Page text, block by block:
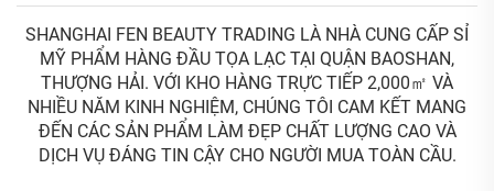
SHANGHAI FEN BEAUTY TRADING LÀ NHÀ CUNG CẤP SỈ
MỸ PHẨM HÀNG ĐẦU TỌA LẠC TẠI QUẬN BAOSHAN,
THƯỢNG HẢI. VỚI KHO HÀNG TRỰC TIẾP 2,000㎡ VÀ
NHIỀU NĂM KINH NGHIỆM, CHÚNG TÔI CAM KẾT MANG
ĐẾN CÁC SẢN PHẨM LÀM ĐẸP CHẤT LƯỢNG CAO VÀ
DỊCH VỤ ĐÁNG TIN CẬY CHO NGƯỜI MUA TOÀN CẦU.